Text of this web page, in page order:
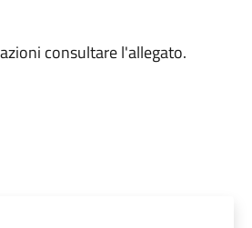
consultare l'allegato.